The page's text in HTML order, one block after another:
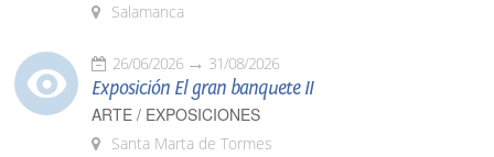
Salamanca
26/06/2026 31/08/2026
Exposición El gran banquete II
ARTE / EXPOSICIONES
Santa Marta de Tormes